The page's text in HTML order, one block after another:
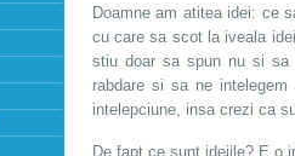
Doamne am atitea idei: ce
cu care sa scot la iveala
stiu doar sa spun nu si sa
rabdare si sa ne
intelepciune, insa crezi ca
De fapt ce sunt ideiile? E o